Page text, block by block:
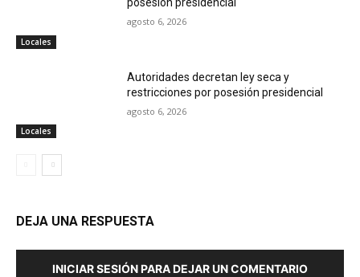
Locales
agosto 6, 2026
Locales
Autoridades decretan ley seca y
restricciones por posesión presidencial
agosto 6, 2026
DEJA UNA RESPUESTA
INICIAR SESIÓN PARA DEJAR UN COMENTARIO